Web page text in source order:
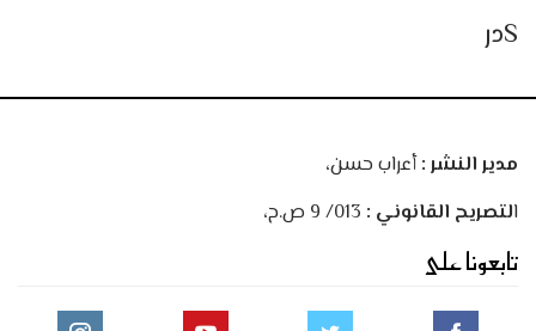
Sدر
مدير النشر :أعراب حسن،
التصريح القانوني :
تابعونا على